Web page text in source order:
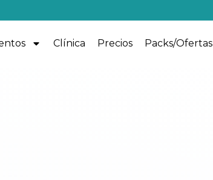
Clínica Precios Packs/Ofertas